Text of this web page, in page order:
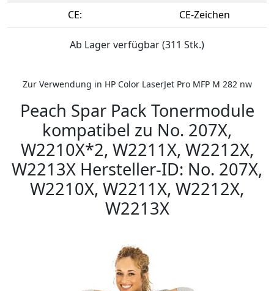
CE:
CE-Zeichen
Ab Lager verfügbar (311 Stk.)
Zur Verwendung in HP Color LaserJet Pro MFP M 282 nw
Peach Spar Pack Tonermodule
kompatibel zu No. 207X,
W2210X*2, W2211X, W2212X,
W2213X Hersteller-ID: No. 207X,
W2210X, W2211X, W2212X,
W2213X